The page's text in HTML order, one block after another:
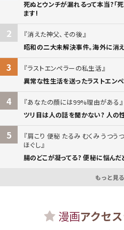
死ぬとウンチが漏れるって本当?「
ます!
2
消えた神父、その後
昭和の二大未解決事件。海外に消え
3
ラストエンペラーの私生活
異常な性生活を送ったラストエン
4
あなたの顔には99%理由がある
ツリ目は人の話を聞かない? 人の
5
肩こり 便秘 たるみ むくみ うつう
ほぐし
腸のどこが凝ってる? 便秘に悩んだ
もっと見る
漫画アクセ